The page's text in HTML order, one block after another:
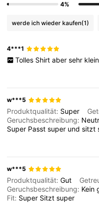
4%
werde ich wieder kaufen(1)
4***1
Tolles Shirt aber sehr klein
w***5
Produktqualität: Super
Geruchsbeschreibung:
Super Passtsuper undsitzt
w***5
Produktqualität:Gut
Geruchsbeschreibung: Kein
Fit: Super Sitztsuper